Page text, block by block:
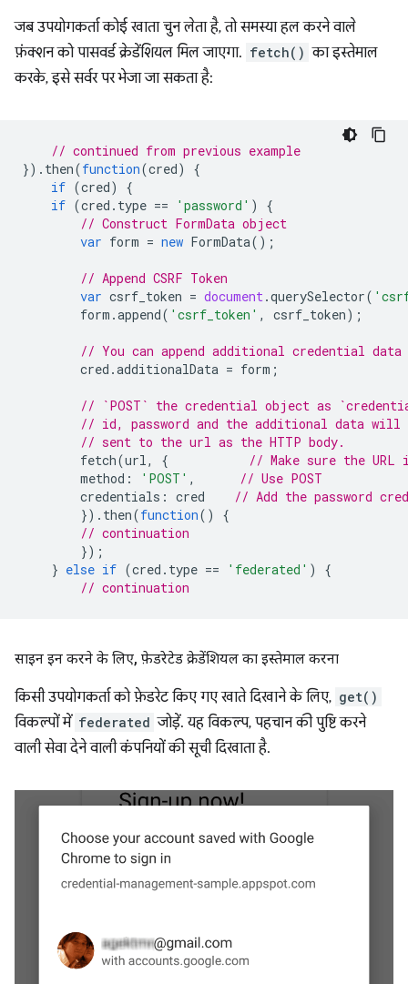
जब उपयोगकर्ता कोई खाता चुन लेता है, तो समस्या हल करने वाले
फ़ंक्शन को पासवर्ड क्रेडेंशियल मिल जाएगा. fetch() का इस्तेमाल
करके, इसे सर्वर पर भेजा जा सकता है:
// continued from previous example
}). then(function(cred)
{
if (cred)
{
if (cred . type == 'password' )
{
// Construct FormData object
var form = new FormData();
// Append CSRF Token
var csrf_token = document.querySelector(
form .append( 'csrf_token' , csrf_token);
// You can append additional credential
cred .additionalData = form ;
// `POST` the credential object as
// id, password and the additional data will
// sent to the url as the HTTP body.
fetch(url, {
// Make sure the URL
method : 'POST' ,
// Use POST
credentials : cred
// Add the password
}). then(function()
{
// continuation
});
} else if (cred . type == 'federated' )
{
// continuation
साइन इन करने के लिए, फ़ेडरेटेड क्रेडेंशियल का इस्तेमाल करना
किसी उपयोगकर्ता को फ़ेडरेट किए गए खाते दिखाने के लिए, get()
विकल्पों में federated जोड़ें. यह विकल्प, पहचान की पुष्टि करने
वाली सेवा देने वाली कंपनियों की सूची दिखाता है.